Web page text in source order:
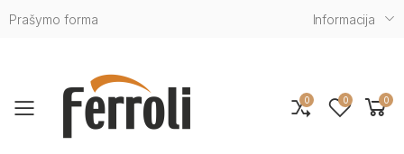
Prašymo forma Informacija
Toggle mobile menu
0 0 0